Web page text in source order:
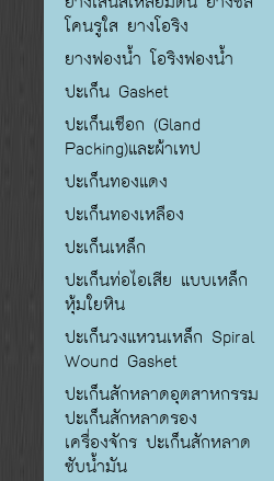
โคนรูใส ยางโอริง
ยางฟองน้ำ โอริงฟองน้ำ
ปะเก็น Gasket
ปะเก็นเชือก (Gland
Packing)และผ้าเทป
ปะเก็นทองแดง
ปะเก็นทองเหลือง
ปะเก็นเหล็ก
ปะเก็นท่อไอเสีย แบบเหล็ก
หุ้มใยหิน
ปะเก็นวงแหวนเหล็ก Spiral
Wound Gasket
ปะเก็นสักหลาดอุตสาหกรรม
ปะเก็นสักหลาดรอง
เครื่องจักร ปะเก็นสักหลาด
ซับน้ำมัน